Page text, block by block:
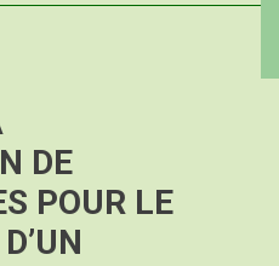
DE
POUR LE